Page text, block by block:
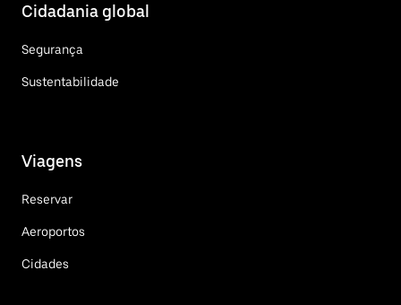
Cidadania global
Segurança
Sustentabilidade
Viagens
Reservar
Aeroportos
Cidades